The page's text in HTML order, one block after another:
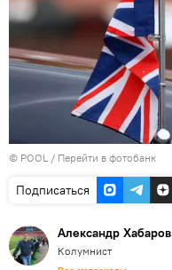
© POOL / Перейти в фотобанк
Подписаться
Александр Хабаров
Колумнист